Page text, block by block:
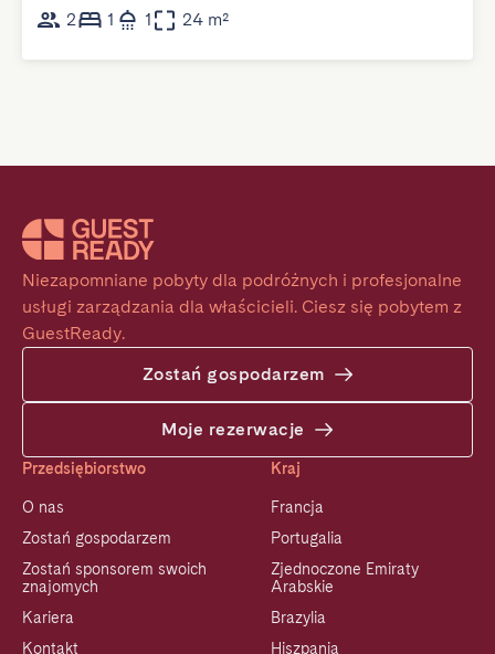
2
1 1 24 m²
Niezapomniane pobyty dla podróżnych i profesjonalne
usługi zarządzania dla właścicieli. Ciesz się pobytem z
GuestReady.
Zostań gospodarzem
Moje rezerwacje
Przedsiębiorstwo
O nas
Zostań gospodarzem
Zostań sponsorem swoich
znajomych
Kariera
Kontakt
Kraj
Francja
Portugalia
Zjednoczone Emiraty
Arabskie
Brazylia
Hiszpania